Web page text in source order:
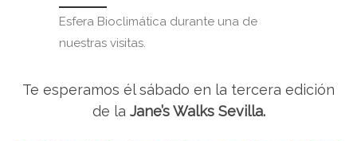
Esfera Bioclimática durante una de
nuestras visitas.
Te esperamos él sábado en la tercera edición
de la Jane’s Walks Sevilla.